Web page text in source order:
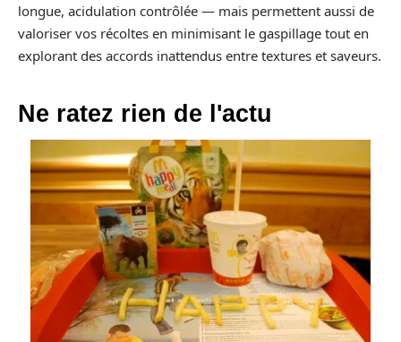
longue, acidulation contrôlée — mais permettent aussi de
valoriser vos récoltes en minimisant le gaspillage tout en
explorant des accords inattendus entre textures et saveurs.
Ne ratez rien de l'actu